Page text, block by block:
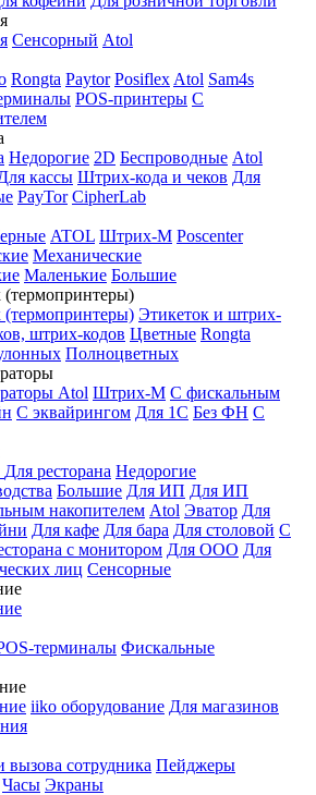
Сенсорный Atol
Rongta Paytor Posiflex Atol Sam4s
POS-принтеры С
Недорогие 2D Беспроводные Atol
кассы Штрих-кода и чеков Для
PayTor CipherLab
ATOL Штрих-М Poscenter
Механические
Маленькие Большие
(термопринтеры)
(термопринтеры) Этикеток и штрих-
штрих-кодов Цветные Rongta
Полноцветных
Atol Штрих-М С фискальным
С эквайрингом Для 1С Без ФН С
Для ресторана Недорогие
Большие Для ИП Для ИП
накопителем Atol Эватор Для
Для кафе Для бара Для столовой С
с монитором Для ООО Для
лиц Сенсорные
терминалы Фискальные
iiko оборудование Для магазинов
вызова сотрудника Пейджеры
Часы Экраны